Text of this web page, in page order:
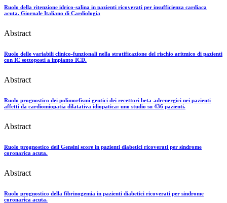
Ruolo della ritenzione idrico-salina in pazienti ricoverati per insufficienza cardiaca
acuta. Giornale Italiano di Cardiologia
Abstract
Ruolo delle variabili clinico-funzionali nella stratificazione del rischio aritmico di pazienti
con IC sottoposti a impianto ICD.
Abstract
Ruolo prognostico dei polimorfismi gentici dei recettori beta-adrenergici nei pazienti
affetti da cardiomiopatia dilatativa idiopatica: uno studio su 436 pazienti.
Abstract
Ruolo prognostico deil Gensini score in pazienti diabetici ricoverati per sindrome
coronarica acuta.
Abstract
Ruolo prognostico della fibrinogemia in pazienti diabetici ricoverati per sindrome
coronarica acuta.